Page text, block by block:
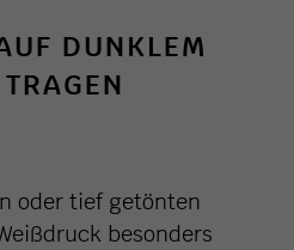
DUNKLEM G
K
oder tief getönten
besonders